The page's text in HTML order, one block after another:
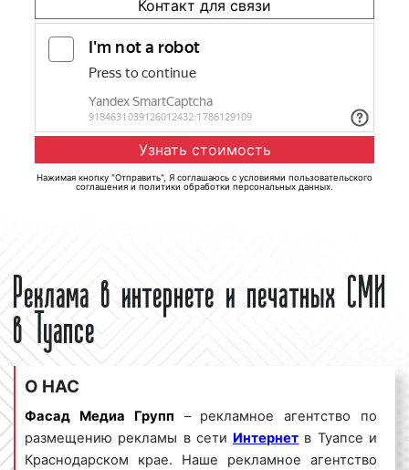
Нажимая кнопку "Отправить", Я соглашаюсь с условиями пользовательского
соглашения и политики обработки персональных данных
Реклама в интернете и печатных СМИ
в Туапсе
О НАС
Фасад Медиа Групп – рекламное агентство по
размещению рекламы в сети Интернет в Туапсе и
Краснодарском крае. Наше рекламное агентство